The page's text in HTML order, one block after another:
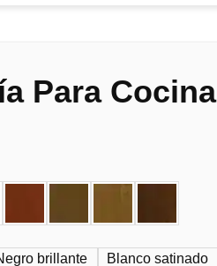
Para Cocina
brillante Blanco satinado